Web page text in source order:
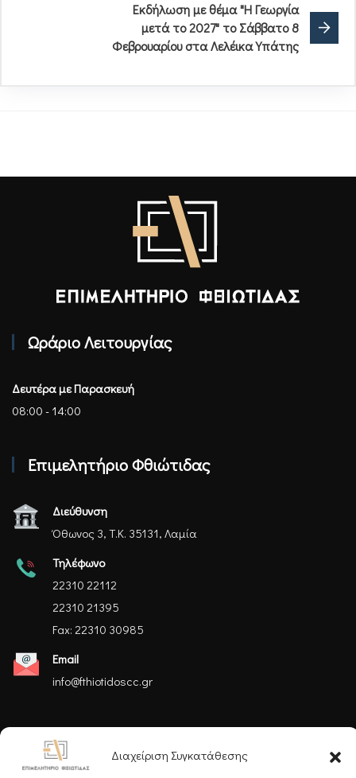
Διαχείριση Συγκατάθεσης
Εκδήλωση με θέμα "Η Γεωργία
μετά το 2027" το Σάββατο 8
Φεβρουαρίου στα Λελέικα Υπάτης
Ωράριο Λειτουργίας
Δευτέρα με Παρασκευή
08:00 - 14:00
Επιμελητήριο Φθιώτιδας
Διεύθυνση
Όθωνος 3, Τ.Κ. 35131, Λαμία
Τηλέφωνο
22310 22112
22310 21395
Fax: 22310 30985
Email
info@fthiotidoscc.gr
Ακολουθήστε μας